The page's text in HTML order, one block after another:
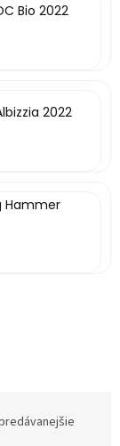
Bio 2022
2022
Hammer